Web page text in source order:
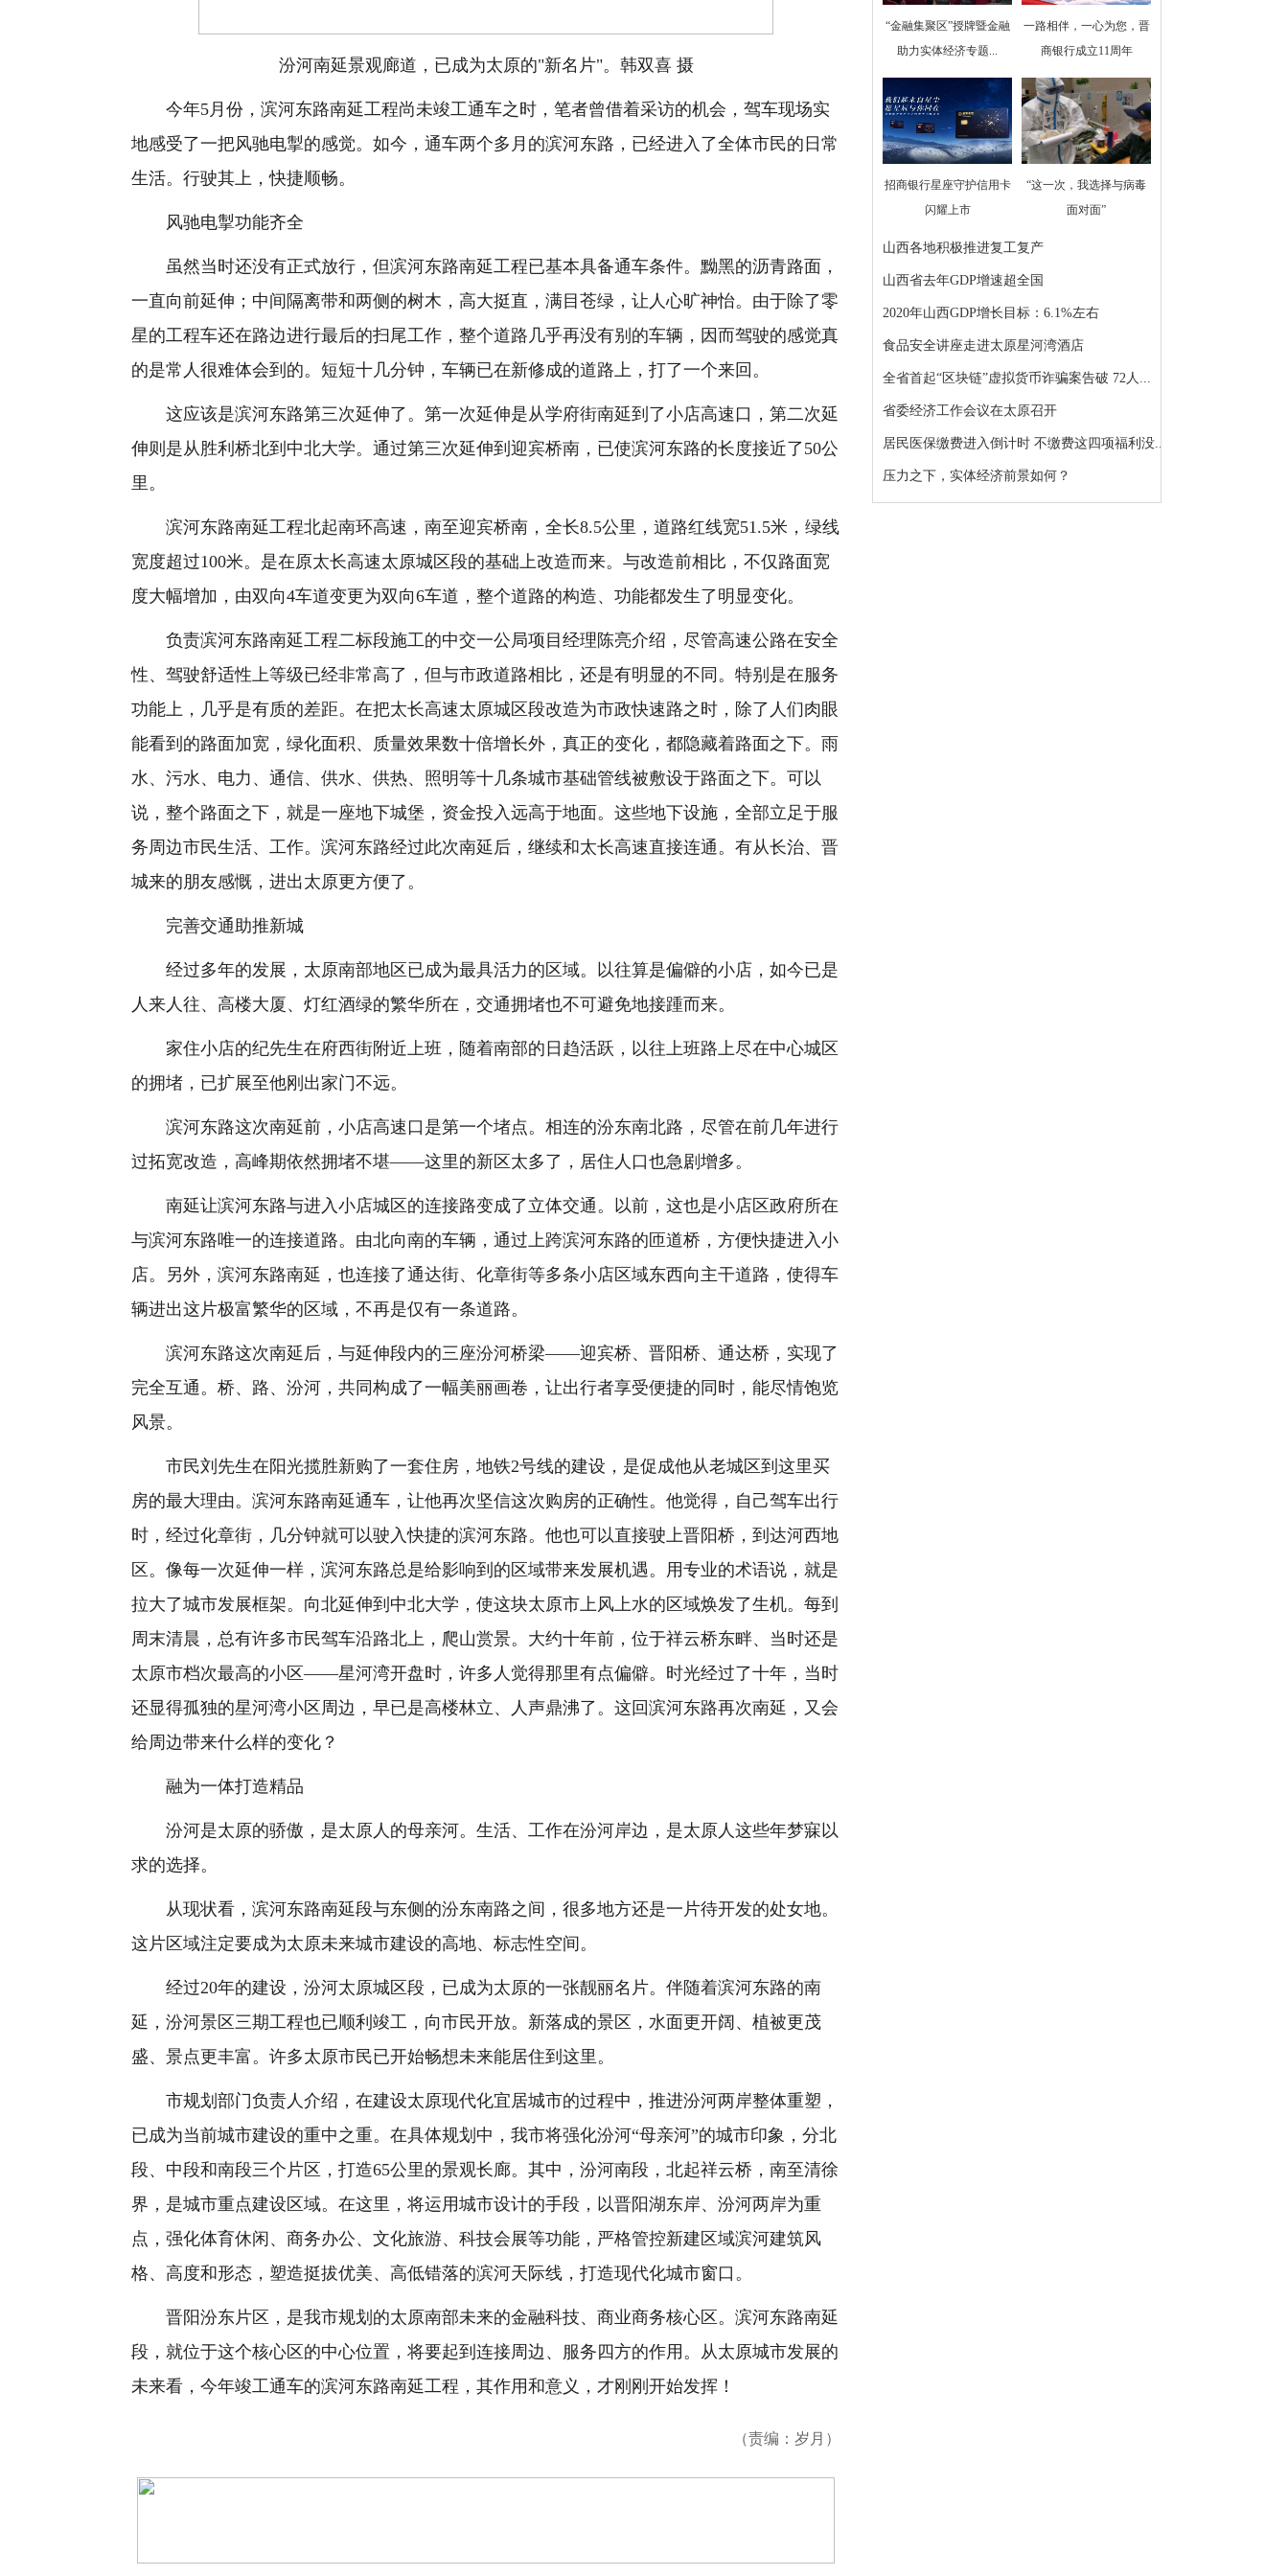
汾河南延景观廊道，已成为太原的"新名片"。韩双喜 摄
今年5月份，滨河东路南延工程尚未竣工通车之时，笔者曾借着采访的机会，驾车现场实
地感受了一把风驰电掣的感觉。如今，通车两个多月的滨河东路，已经进入了全体市民的日常
生活。行驶其上，快捷顺畅。
风驰电掣功能齐全
虽然当时还没有正式放行，但滨河东路南延工程已基本具备通车条件。黝黑的沥青路面，
一直向前延伸；中间隔离带和两侧的树木，高大挺直，满目苍绿，让人心旷神怡。由于除了零
星的工程车还在路边进行最后的扫尾工作，整个道路几乎再没有别的车辆，因而驾驶的感觉真
的是常人很难体会到的。短短十几分钟，车辆已在新修成的道路上，打了一个来回。
这应该是滨河东路第三次延伸了。第一次延伸是从学府街南延到了小店高速口，第二次延
伸则是从胜利桥北到中北大学。通过第三次延伸到迎宾桥南，已使滨河东路的长度接近了50公
里。
滨河东路南延工程北起南环高速，南至迎宾桥南，全长8.5公里，道路红线宽51.5米，绿线
宽度超过100米。是在原太长高速太原城区段的基础上改造而来。与改造前相比，不仅路面宽
度大幅增加，由双向4车道变更为双向6车道，整个道路的构造、功能都发生了明显变化。
负责滨河东路南延工程二标段施工的中交一公局项目经理陈亮介绍，尽管高速公路在安全
性、驾驶舒适性上等级已经非常高了，但与市政道路相比，还是有明显的不同。特别是在服务
功能上，几乎是有质的差距。在把太长高速太原城区段改造为市政快速路之时，除了人们肉眼
能看到的路面加宽，绿化面积、质量效果数十倍增长外，真正的变化，都隐藏着路面之下。雨
水、污水、电力、通信、供水、供热、照明等十几条城市基础管线被敷设于路面之下。可以
说，整个路面之下，就是一座地下城堡，资金投入远高于地面。这些地下设施，全部立足于服
务周边市民生活、工作。滨河东路经过此次南延后，继续和太长高速直接连通。有从长治、晋
城来的朋友感慨，进出太原更方便了。
完善交通助推新城
经过多年的发展，太原南部地区已成为最具活力的区域。以往算是偏僻的小店，如今已是
人来人往、高楼大厦、灯红酒绿的繁华所在，交通拥堵也不可避免地接踵而来。
家住小店的纪先生在府西街附近上班，随着南部的日趋活跃，以往上班路上尽在中心城区
的拥堵，已扩展至他刚出家门不远。
滨河东路这次南延前，小店高速口是第一个堵点。相连的汾东南北路，尽管在前几年进行
过拓宽改造，高峰期依然拥堵不堪——这里的新区太多了，居住人口也急剧增多。
南延让滨河东路与进入小店城区的连接路变成了立体交通。以前，这也是小店区政府所在
与滨河东路唯一的连接道路。由北向南的车辆，通过上跨滨河东路的匝道桥，方便快捷进入小
店。另外，滨河东路南延，也连接了通达街、化章街等多条小店区域东西向主干道路，使得车
辆进出这片极富繁华的区域，不再是仅有一条道路。
滨河东路这次南延后，与延伸段内的三座汾河桥梁——迎宾桥、晋阳桥、通达桥，实现了
完全互通。桥、路、汾河，共同构成了一幅美丽画卷，让出行者享受便捷的同时，能尽情饱览
风景。
市民刘先生在阳光揽胜新购了一套住房，地铁2号线的建设，是促成他从老城区到这里买
房的最大理由。滨河东路南延通车，让他再次坚信这次购房的正确性。他觉得，自己驾车出行
时，经过化章街，几分钟就可以驶入快捷的滨河东路。他也可以直接驶上晋阳桥，到达河西地
区。像每一次延伸一样，滨河东路总是给影响到的区域带来发展机遇。用专业的术语说，就是
拉大了城市发展框架。向北延伸到中北大学，使这块太原市上风上水的区域焕发了生机。每到
周末清晨，总有许多市民驾车沿路北上，爬山赏景。大约十年前，位于祥云桥东畔、当时还是
太原市档次最高的小区——星河湾开盘时，许多人觉得那里有点偏僻。时光经过了十年，当时
还显得孤独的星河湾小区周边，早已是高楼林立、人声鼎沸了。这回滨河东路再次南延，又会
给周边带来什么样的变化？
融为一体打造精品
汾河是太原的骄傲，是太原人的母亲河。生活、工作在汾河岸边，是太原人这些年梦寐以
求的选择。
从现状看，滨河东路南延段与东侧的汾东南路之间，很多地方还是一片待开发的处女地。
这片区域注定要成为太原未来城市建设的高地、标志性空间。
经过20年的建设，汾河太原城区段，已成为太原的一张靓丽名片。伴随着滨河东路的南
延，汾河景区三期工程也已顺利竣工，向市民开放。新落成的景区，水面更开阔、植被更茂
盛、景点更丰富。许多太原市民已开始畅想未来能居住到这里。
市规划部门负责人介绍，在建设太原现代化宜居城市的过程中，推进汾河两岸整体重塑，
已成为当前城市建设的重中之重。在具体规划中，我市将强化汾河“母亲河”的城市印象，分北
段、中段和南段三个片区，打造65公里的景观长廊。其中，汾河南段，北起祥云桥，南至清徐
界，是城市重点建设区域。在这里，将运用城市设计的手段，以晋阳湖东岸、汾河两岸为重
点，强化体育休闲、商务办公、文化旅游、科技会展等功能，严格管控新建区域滨河建筑风
格、高度和形态，塑造挺拔优美、高低错落的滨河天际线，打造现代化城市窗口。
晋阳汾东片区，是我市规划的太原南部未来的金融科技、商业商务核心区。滨河东路南延
段，就位于这个核心区的中心位置，将要起到连接周边、服务四方的作用。从太原城市发展的
未来看，今年竣工通车的滨河东路南延工程，其作用和意义，才刚刚开始发挥！
（责编：岁月）
“金融集聚区”授牌暨金融
助力实体经济专题...
一路相伴，一心为您，晋
商银行成立11周年
招商银行星座守护信用卡
闪耀上市
“这一次，我选择与病毒
面对面”
山西各地积极推进复工复产
山西省去年GDP增速超全国
2020年山西GDP增长目标：6.1%左右
食品安全讲座走进太原星河湾酒店
全省首起“区块链”虚拟货币诈骗案告破 72人...
省委经济工作会议在太原召开
居民医保缴费进入倒计时 不缴费这四项福利没...
压力之下，实体经济前景如何？